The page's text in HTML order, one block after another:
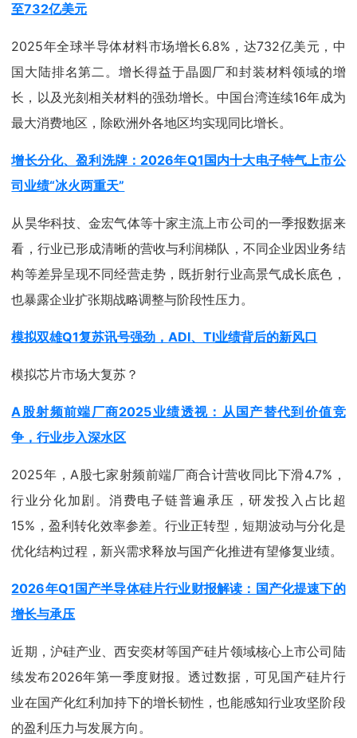
至732亿美元
2025年全球半导体材料市场增长6.8%，达732亿美元，中
国大陆排名第二。增长得益于晶圆厂和封装材料领域的增
长，以及光刻相关材料的强劲增长。中国台湾连续16年成为
最大消费地区，除欧洲外各地区均实现同比增长。
增长分化、盈利洗牌：2026年Q1国内十大电子特气上市公
司业绩“冰火两重天”
从昊华科技、金宏气体等十家主流上市公司的一季报数据来
看，行业已形成清晰的营收与利润梯队，不同企业因业务结
构等差异呈现不同经营走势，既折射行业高景气成长底色，
也暴露企业扩张期战略调整与阶段性压力。
模拟双雄Q1复苏讯号强劲，ADI、TI业绩背后的新风口
模拟芯片市场大复苏？
A股射频前端厂商2025业绩透视：从国产替代到价值竞
争，行业步入深水区
2025年，A股七家射频前端厂商合计营收同比下滑4.7%，
行业分化加剧。消费电子链普遍承压，研发投入占比超
15%，盈利转化效率参差。行业正转型，短期波动与分化是
优化结构过程，新兴需求释放与国产化推进有望修复业绩。
2026年Q1国产半导体硅片行业财报解读：国产化提速下的
增长与承压
近期，沪硅产业、西安奕材等国产硅片领域核心上市公司陆
续发布2026年第一季度财报。透过数据，可见国产硅片行
业在国产化红利加持下的增长韧性，也能感知行业攻坚阶段
的盈利压力与发展方向。